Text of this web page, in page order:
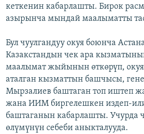
кеткенин кабарлашты. Бирок
азырынча мындай маалыматты
Бул чуулгандуу окуя боюнча
Казакстандын чек ара
маалымат жыйынын өткөрүп, окуя
аталган кызматтын башчысы,
Мырзалиев баштаган топ иштеп
жана ИИМ биргелешкен издеп-
баштаганын кабарлашты. Учурда
өлүмүнүн себеби аныкталууда.